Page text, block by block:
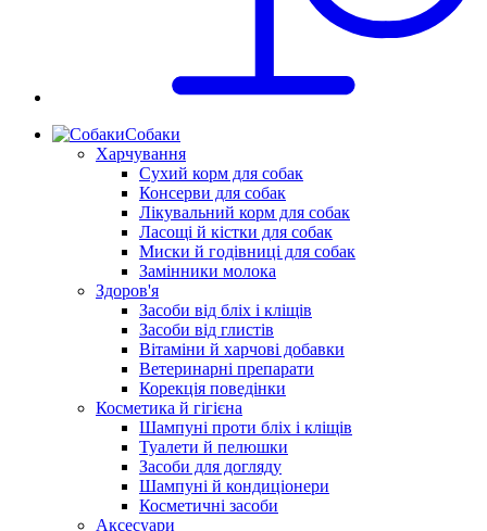
Собаки
Харчування
Сухий корм для собак
Консерви для собак
Лікувальний корм для собак
Ласощі й кістки для собак
Миски й годівниці для собак
Замінники молока
Здоров'я
Засоби від бліх і кліщів
Засоби від глистів
Вітаміни й харчові добавки
Ветеринарні препарати
Корекція поведінки
Косметика й гігієна
Шампуні проти бліх і кліщів
Туалети й пелюшки
Засоби для догляду
Шампуні й кондиціонери
Косметичні засоби
Аксесуари